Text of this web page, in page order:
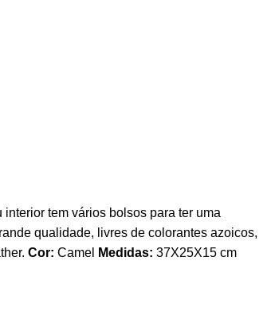
tem vários bolsos para ter uma
qualidade, livres de colorantes azoicos,
Cor: Camel Medidas: 37X25X15 cm